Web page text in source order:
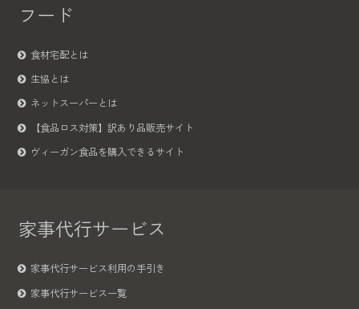
フード
食材宅配とは
生協とは
ネットスーパーとは
【食品ロス対策】訳あり品販売サイト
ヴィーガン食品を購入できるサイト
家事代行サービス
家事代行サービス利用の手引き
家事代行サービス一覧